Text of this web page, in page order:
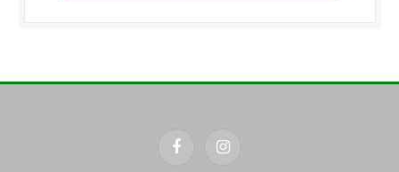
FacebookInstagram